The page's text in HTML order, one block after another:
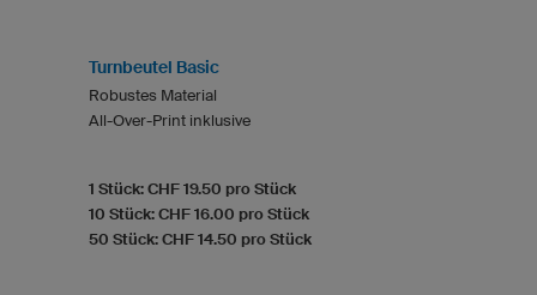
Turnbeutel Basic
Robustes Material
All-Over-Print inklusive
1 Stück: CHF 19.50 pro Stück
10 Stück: CHF 16.00 pro Stück
50 Stück: CHF 14.50 pro Stück